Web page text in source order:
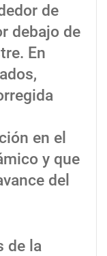
de
debajo de
En
en el
y que
del
de la